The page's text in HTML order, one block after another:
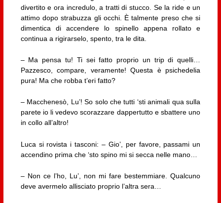
divertito e ora incredulo, a tratti di stucco. Se la ride e un
attimo dopo strabuzza gli occhi. È talmente preso che si
dimentica di accendere lo spinello appena rollato e
continua a rigirarselo, spento, tra le dita.
– Ma pensa tu! Ti sei fatto proprio un trip di quelli…
Pazzesco, compare, veramente! Questa è psichedelia
pura! Ma che robba t’eri fatto?
– Macchenesò, Lu’! So solo che tutti ‘sti animali qua sulla
parete io li vedevo scorazzare dappertutto e sbattere uno
in collo all’altro!
Luca si rovista i tasconi: – Gio’, per favore, passami un
accendino prima che ‘sto spino mi si secca nelle mano…
– Non ce l’ho, Lu’, non mi fare bestemmiare. Qualcuno
deve avermelo allisciato proprio l’altra sera…